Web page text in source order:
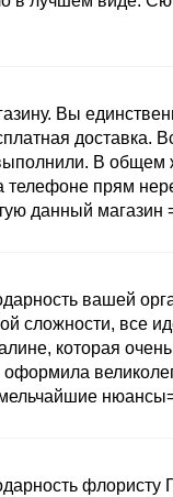
Вы
доставка.
В общем
телефоне прям
данный магазин
вашей
сложности, все
которая
оформила
флористу